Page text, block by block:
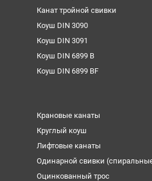
Канат тройной свивки
Коуш DIN 3090
Коуш DIN 3091
Коуш DIN 6899 B
Коуш DIN 6899 BF
Крановые канаты
Круглый коуш
Лифтовые канаты
Одинарной свивки
Оцинкованный трос